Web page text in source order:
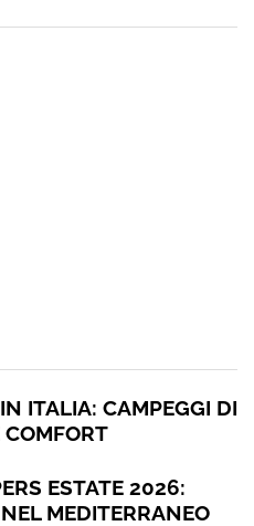
ITALIA: CAMPEGGI DI
ESTATE 2026:
MEDITERRANEO